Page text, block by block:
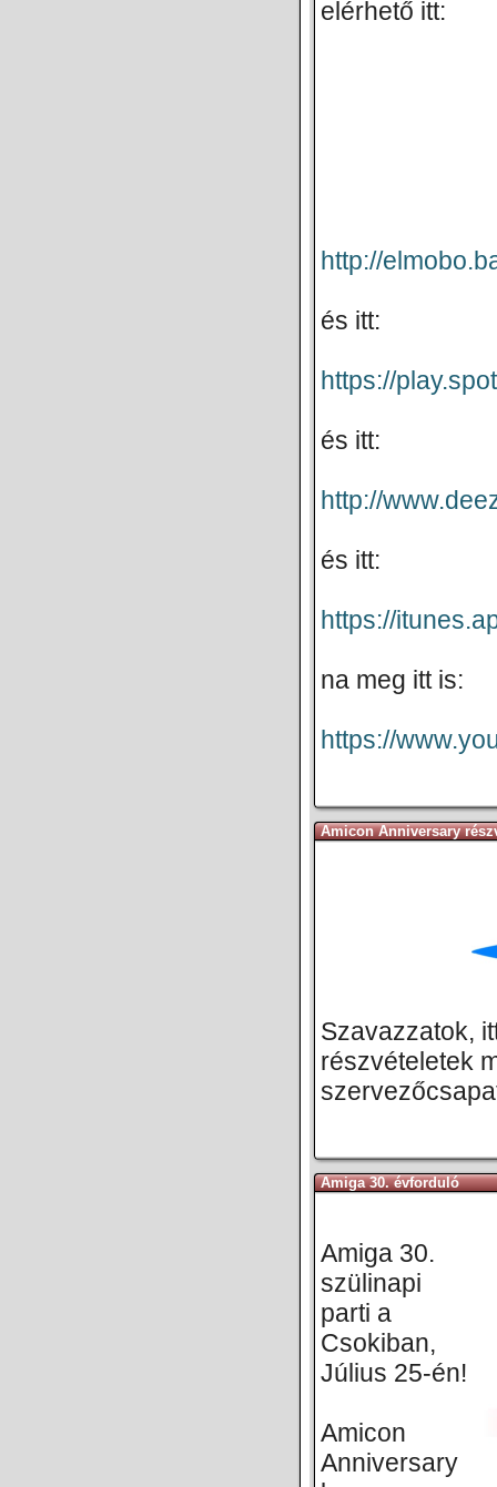
elérhető itt:
http://
és itt:
https://
és itt:
http://
és itt:
https://
na meg itt is:
https://
Amicon Anniversary
Szavazzatok,
részvételetek
Amiga 30. évforduló
Amiga 30.
szülinapi
parti a
Csokiban,
Július 25-én!
Amicon
Anniversary